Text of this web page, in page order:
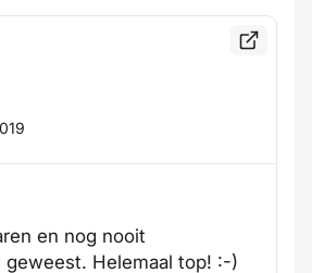
en nog nooit
Helemaal top! :-)
Bekijk